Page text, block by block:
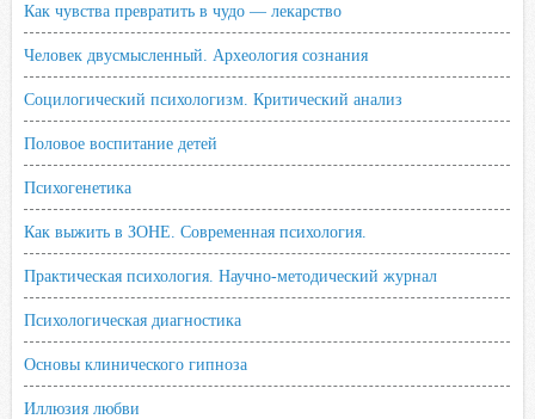
Как чувства превратить в чудо — лекарство
Человек двусмысленный. Археология сознания
Социлогический психологизм. Критический анализ
Половое воспитание детей
Психогенетика
Как выжить в ЗОНЕ. Современная психология.
Практическая психология. Научно-методический журнал
Психологическая диагностика
Основы клинического гипноза
Иллюзия любви